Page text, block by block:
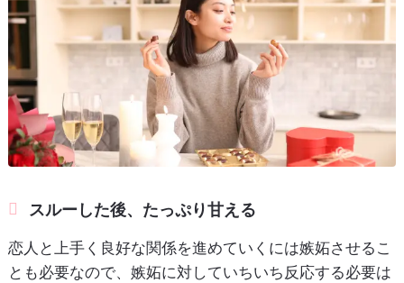
スルーした後、たっぷり甘える
恋人と上手く良好な関係を進めていくには嫉妬させるこ
とも必要なので、嫉妬に対していちいち反応する必要は